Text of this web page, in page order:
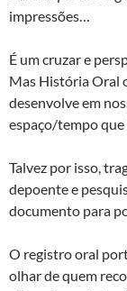
impressões…
É um cruzar e
Mas História Oral
desenvolve em
espaço/tempo
Talvez por isso,
depoente e
documento para
O registro oral
olhar de quem